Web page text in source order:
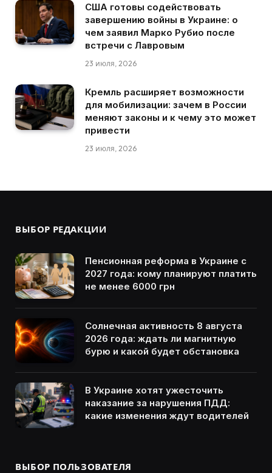
США готовы содействовать
завершению войны в Украине: о
чем заявил Марко Рубио после
встречи с Лавровым
23 июля, 2026
Кремль расширяет возможности
для мобилизации: зачем в России
меняют законы и к чему это может
привести
23 июля, 2026
ВЫБОР РЕДАКЦИИ
Пенсионная реформа в Украине с
2027 года: кому планируют платить
не менее 6000 грн
Солнечная активность 8 августа
2026 года: ждать ли магнитную
бурю и какой будет обстановка
В Украине хотят ужесточить
наказание за нарушения ПДД:
какие изменения ждут водителей
ВЫБОР ПОЛЬЗОВАТЕЛЯ